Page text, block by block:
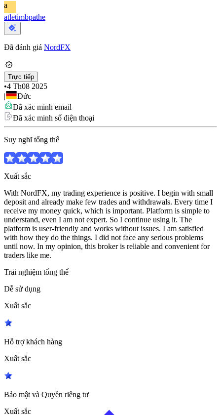
a
atletimbpathe
Đã đánh giá NordFX
Trực tiếp
•4 Th08 2025
|
Đức
Đã xác minh email
Đã xác minh số điện thoại
Suy nghĩ tổng thể
Xuất sắc
With NordFX, my trading experience is positive. I begin with small
deposit and already make few trades and withdrawals. Every time I
receive my money quick, which is important. Platform is simple to
understand, even I am not expert. So I continue using it. The
platform is user-friendly and works without issues. I am satisfied
with how they do the things. I did not face any serious problems
until now. In my opinion, this broker is reliable and convenient for
traders like me.
Trải nghiệm tổng thể
Dễ sử dụng
Xuất sắc
Hỗ trợ khách hàng
Xuất sắc
Bảo mật và Quyền riêng tư
Xuất sắc